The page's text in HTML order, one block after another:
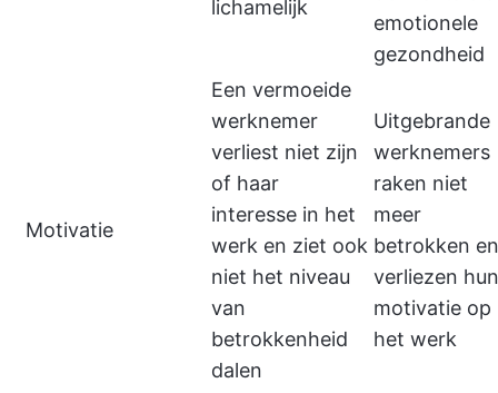
lichamelijk
emotionele
gezondheid
Motivatie
Een vermoeide
werknemer
verliest niet zijn
of haar
interesse in het
werk en ziet ook
niet het niveau
van
betrokkenheid
dalen
Uitgebrande
werknemers
raken niet
meer
betrokken en
verliezen hun
motivatie op
het werk